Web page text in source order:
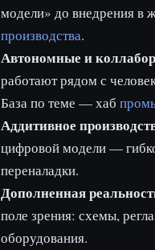
модели» до внедрения в
производства.
Автономные и
работают рядом с
База по теме — хаб
Аддитивное
цифровой модели —
переналадки.
Дополненная
поле зрения: схемы,
оборудования.